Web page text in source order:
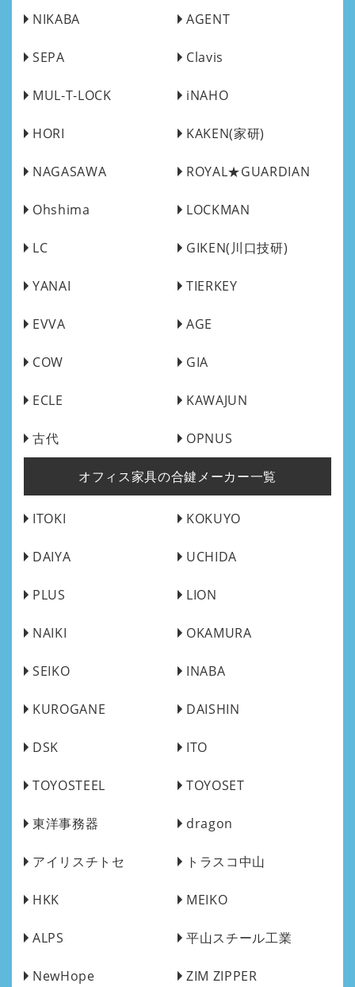
NIKABA AGENT
SEPA Clavis
MUL-T-LOCK iNAHO
HORI KAKEN(家研)
NAGASAWA ROYAL★GUARDIAN
Ohshima LOCKMAN
LC GIKEN(川口技研)
YANAI TIERKEY
EVVA AGE
COW GIA
ECLE KAWAJUN
古代 OPNUS
オフィス家具の合鍵メーカー一覧
ITOKI KOKUYO
DAIYA UCHIDA
PLUS LION
NAIKI OKAMURA
SEIKO INABA
KUROGANE DAISHIN
DSK ITO
TOYOSTEEL TOYOSET
東洋事務器 dragon
アイリスチトセ トラスコ中山
HKK MEIKO
ALPS 平山スチール工業
NewHope ZIM ZIPPER